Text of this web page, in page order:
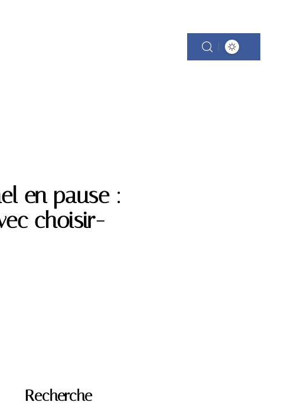
en pause :
choisir-
Recherche